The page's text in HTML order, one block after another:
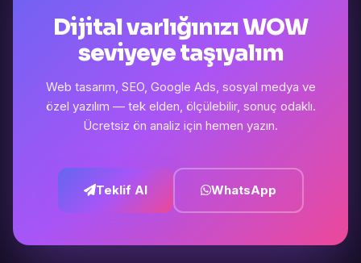
Dijital varlığınızı WOW
seviyeye taşıyalım
Web tasarım, SEO, Google Ads, sosyal medya ve
özel yazılım — tek elden, ölçülebilir, sonuç odaklı.
Ücretsiz ön analiz için hemen yazın.
Teklif Al WhatsApp